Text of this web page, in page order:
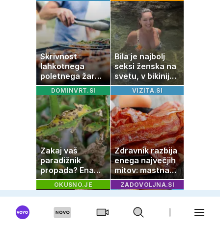
navdušil otroke
Skrivnost
lahkotnega
poletnega žara,
po katerem ne
boste
potrebovali
popoldanskega
spanca
Bila je najbolj
seksi ženska na
svetu, v bikiniju
znova navdušila
DOMINVRT.SI
Zakaj vaš
paradižnik
propada? Ena
napaka lahko
uniči rastline –
tako jih rešite
VIZITA.SI
Zdravnik razbija
enega največjih
mitov: mastna
jetra ne
nastanejo zaradi
slanine, temveč
zaradi živila, ki
ga imamo vsi
OKUSNO.JE ZADOVOLJNA.SI